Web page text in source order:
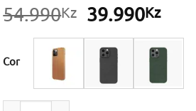
54.990Kz O
preço
original
era:
54.990Kz.
39.990KzO
atual
Cor